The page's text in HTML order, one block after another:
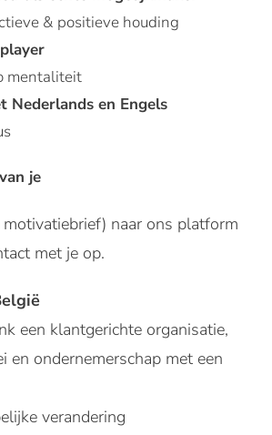
& positieve houding
mentaliteit
Nederlands en Engels
je
naar ons platform
met je op.
een klantgerichte organisatie,
en ondernemerschap met een
verandering